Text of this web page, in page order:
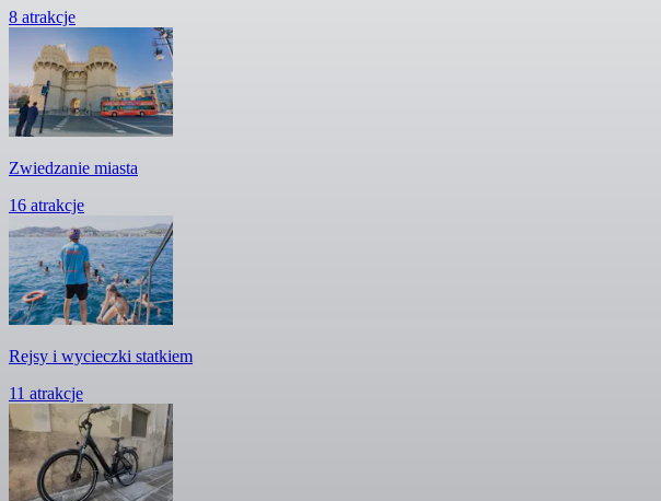
8 atrakcje
Zwiedzanie miasta
16 atrakcje
Rejsy i wycieczki statkiem
11 atrakcje